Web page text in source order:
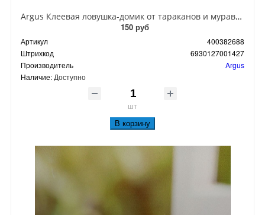
Argus Клеевая ловушка-домик от тараканов и муравьев
150 руб
Артикул
400382688
Штрихкод
6930127001427
Производитель
Argus
Наличие: Доступно
шт
В корзину